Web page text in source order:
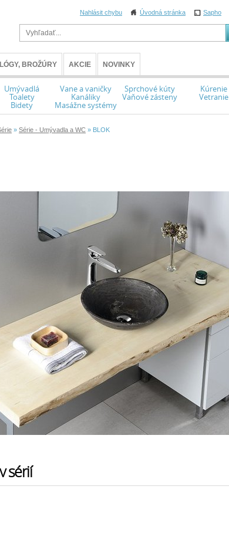
Nahlásit chybu Úvodná stránka Sapho
BROŽÚRY AKCIE NOVINKY
Umývadlá
Toalety
Bidety
Vane a vaničky
Kanáliky
Masážne systémy
Sprchové kúty
Vaňové zásteny
Kúrenie
Vetranie
» Série - Umývadla a WC » BLOK
sérií